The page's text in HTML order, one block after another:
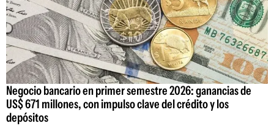
Negocio bancario en primer semestre 2026: ganancias de
US$ 671 millones, con impulso clave del crédito y los
depósitos